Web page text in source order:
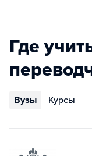
Где
Вузы Курсы